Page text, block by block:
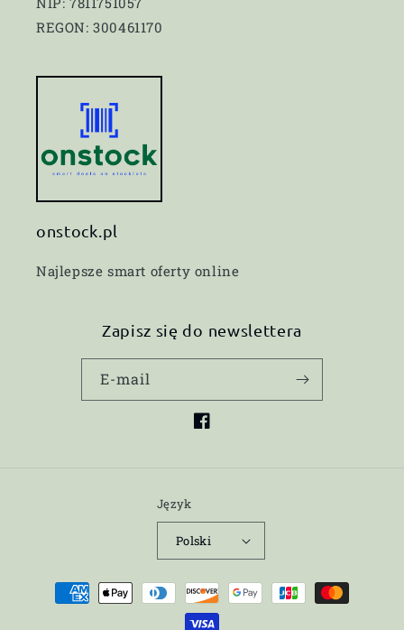
REGON: 300461170
onstock.pl
Najlepsze smart oferty online
Zapisz się do newslettera
E-mail
Facebook
Język
Polski
Metody
płatności